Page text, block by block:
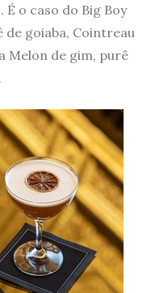
o caso do Big Boy
goiaba, Cointreau
Melon de gim, purê